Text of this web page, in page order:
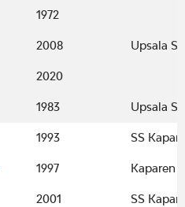
1972
2008 Upsala
2020
1983 Upsala
1993 SS
1997 Kaparen
2001 SS